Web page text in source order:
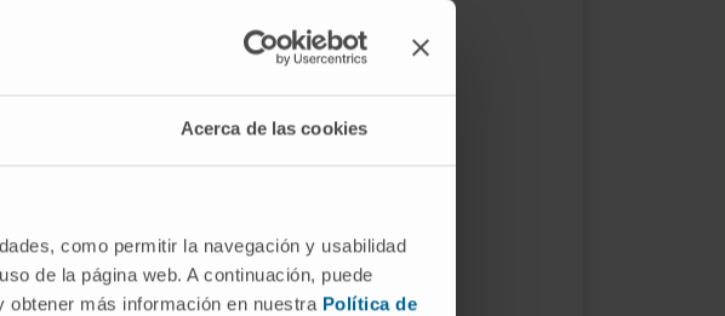
Acerca de las cookies
como permitir la navegación y usabilidad
de la página web. A continuación, puede
más información en nuestra Política de